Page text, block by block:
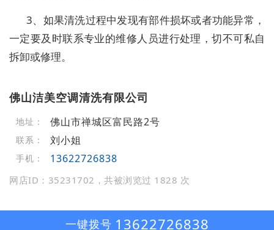
3、如果清洗过程中发现有部件损坏或者功能异常，
一定要及时联系专业的维修人员进行处理，切不可私自
拆卸或修理。
佛山洁美空调清洗有限公司
地址： 佛山市禅城区富民路2号
联系： 刘小姐
手机： 13622726838
网店ID：35231702，共被浏览过 1828 次
一键拨号 13622726838